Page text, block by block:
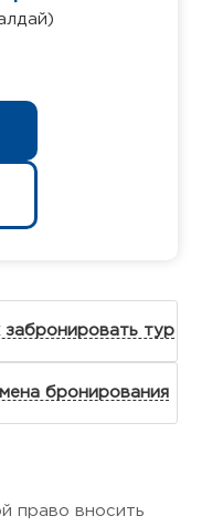
забронировать тур
бронирования
право вносить